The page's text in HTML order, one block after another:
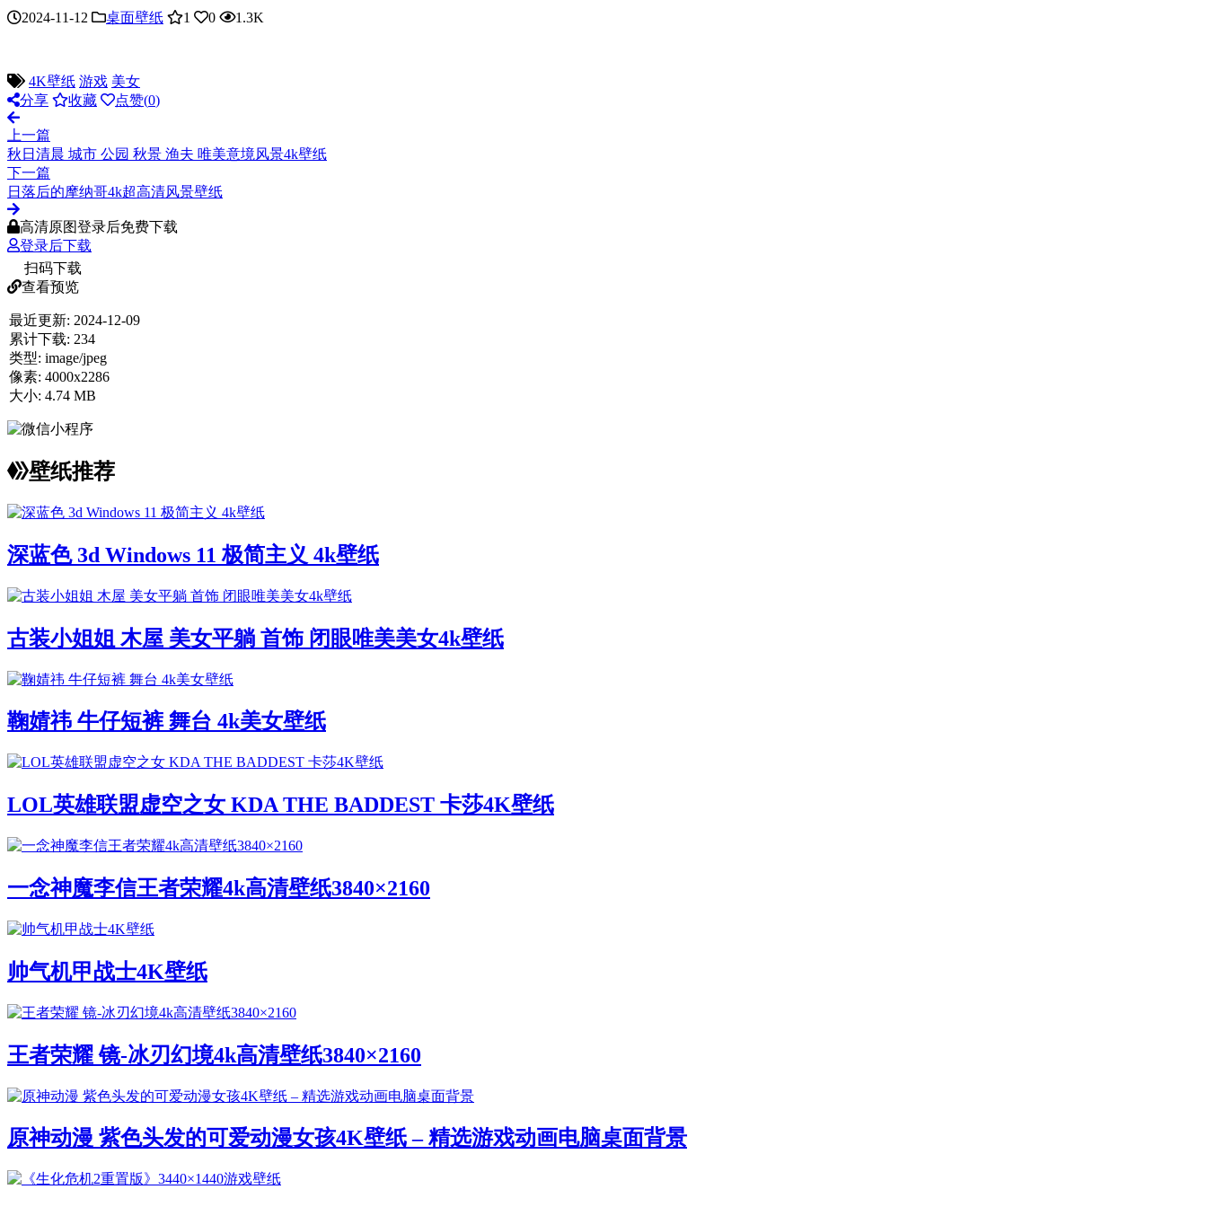
2024-11-12 桌面壁纸 1 0 1.3K
4K壁纸 游戏 美女
分享
收藏 点赞(0)
上一篇
秋日清晨 城市 公园 秋景 渔夫 唯美意境风景4k壁纸
下一篇
日落后的摩纳哥4k超高清风景壁纸
高清原图登录后免费下载
登录后下载
扫码下载
查看预览
最近更新: 2024-12-09
累计下载: 234
类型: image/jpeg
像素: 4000x2286
大小: 4.74 MB
壁纸推荐
深蓝色 3d Windows 11 极简主义 4k壁纸
古装小姐姐 木屋 美女平躺 首饰 闭眼唯美美女4k壁纸
鞠婧祎 牛仔短裤 舞台 4k美女壁纸
LOL英雄联盟虚空之女 KDA THE BADDEST 卡莎4K壁纸
一念神魔李信王者荣耀4k高清壁纸3840×2160
帅气机甲战士4K壁纸
王者荣耀 镜-冰刃幻境4k高清壁纸3840×2160
原神动漫 紫色头发的可爱动漫女孩4K壁纸 – 精选游戏动画电脑桌面背景